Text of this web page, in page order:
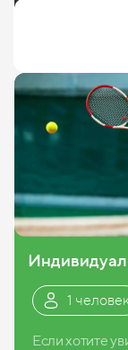
1
Если хотите